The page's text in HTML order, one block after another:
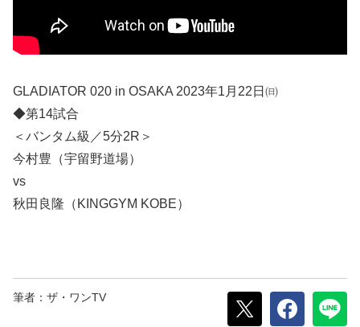
GLADIATOR 020 in OSAKA 2023年1月22日㈰
◆第14試合
＜バンタム級／5分2R＞
今村豊（宇留野道場）
vs
秋田良隆（KINGGYM KOBE）
筆者：ザ・ワンTV